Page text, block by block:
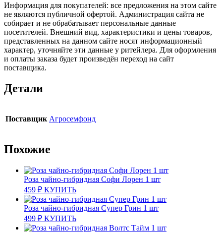
Информация для покупателей: все предложения на этом сайте
не являются публичной офертой. Администрация сайта не
собирает и не обрабатывает персональные данные
посетителей. Внешний вид, характеристики и цены товаров,
представленных на данном сайте носят информационный
характер, уточняйте эти данные у ритейлера. Для оформления
и оплаты заказа будет произведён переход на сайт
поставщика.
Детали
Поставщик Агросемфонд
Похожие
Роза чайно-гибридная Софи Лорен 1 шт
459 ₽ КУПИТЬ
Роза чайно-гибридная Супер Грин 1 шт
499 ₽ КУПИТЬ